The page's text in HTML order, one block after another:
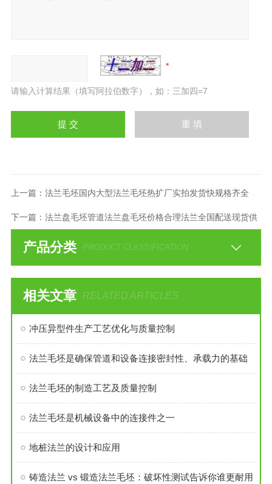
请输入计算结果（填写阿拉伯数字），如：三加四=7
上一篇： 法兰毛坯国内大型法兰毛坯热扩厂实拍发货快规格齐全
下一篇： 法兰盘毛坯管道法兰盘毛坯价格合理法兰全国配送现货供
产品分类 PRODUCT CLASSIFICATION
相关文章 RELATED ARTICLES
冲压异型件生产工艺优化与质量控制
法兰毛坯是确保管道和设备连接密封性、承载力的基础
法兰毛坯的制造工艺及质量控制
法兰毛坯是机械设备中的连接件之一
地桩法兰的设计和应用
铸造法兰 vs 锻造法兰毛坯：破坏性测试告诉你谁更耐用